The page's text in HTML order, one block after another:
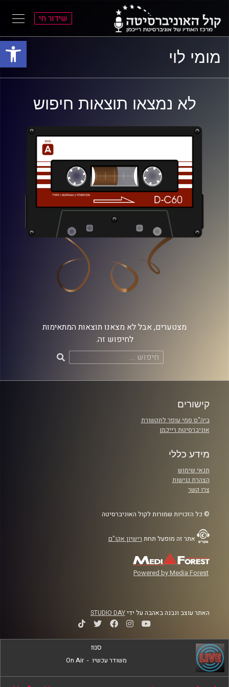
פתח
התפריט
הראשי
התוכן
הראשי
שידור חי
מומי לוי
לא נמצאו תוצאות חיפוש
מצטערים, אבל לא מצאנו תוצאות המתאימות
לחיפוש זה.
חיפוש:
קישורים
ביה"ס סמי עופר לתקשורת
אוניברסיטת רייכמן
מידע כללי
תנאי שימוש
הצהרת נגישות
צרו קשר
© כל הזכויות שמורות לקול האוניברסיטה
אתר זה מופעל תחת רישיון אקו"ם
Powered by Media Forest
האתר עוצב ונבנה באהבה על ידיSTUDIO DAY
סנוז
משודר עכשיו -
On Air